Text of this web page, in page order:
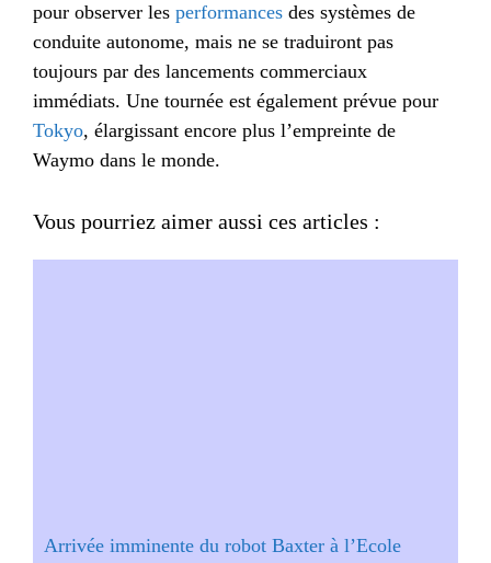
pour observer les performances des systèmes de
conduite autonome, mais ne se traduiront pas
toujours par des lancements commerciaux
immédiats. Une tournée est également prévue pour
Tokyo, élargissant encore plus l’empreinte de
Waymo dans le monde.
Vous pourriez aimer aussi ces articles :
Arrivée imminente du robot Baxter à l’Ecole